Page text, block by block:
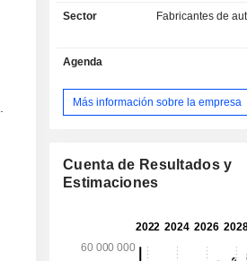
utilitarios deportivos (SUV) y
como de piezas y accesorios
servicios de financiación y
automóviles y otros productos
propia empresa y sus filiales. El
empresas de fabricación y ventas,
actividades de relaciones
financieras y desarrolla diversos
movilidad, principalmente software.
Sector
Fabricantes de
Agenda
Más información sobre la empresa
Cuenta de Resultados y
Estimaciones